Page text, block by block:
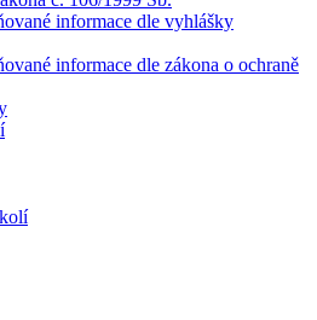
informace dle vyhlášky
informace dle zákona o ochraně